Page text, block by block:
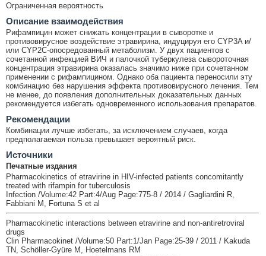
Ограниченная вероятность
Описание взаимодействия
Рифампицин может снижать концентрации в сыворотке и
противовирусное воздействие этравирина, индуцируя его CYP3A и/
или CYP2C-опосредованный метаболизм. У двух пациентов с
сочетанной инфекцией ВИЧ и палочкой туберкулеза сывороточная
концентрация этравирина оказалась значимо ниже при сочетанном
применении с рифампицином. Однако оба пациента переносили эту
комбинацию без нарушения эффекта противовирусного лечения. Тем
не менее, до появления дополнительных доказательных данных
рекомендуется избегать одновременного использования препаратов.
Рекомендации
Комбинации лучше избегать, за исключением случаев, когда
предполагаемая польза превышает вероятный риск.
Источники
Печатные издания
Pharmacokinetics of etravirine in HIV-infected patients concomitantly
treated with rifampin for tuberculosis
Infection /Volume:42 Part:4/Aug Page:775-8 / 2014 / Gagliardini R,
Fabbiani M, Fortuna S et al
Pharmacokinetic interactions between etravirine and non-antiretroviral
drugs
Clin Pharmacokinet /Volume:50 Part:1/Jan Page:25-39 / 2011 / Kakuda
TN, Schöller-Gyüre M, Hoetelmans RM